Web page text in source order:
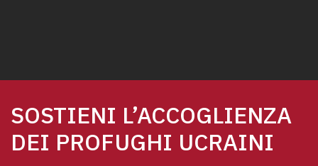
SOSTIENI L’ACCOGLIENZA
DEI PROFUGHI UCRAINI